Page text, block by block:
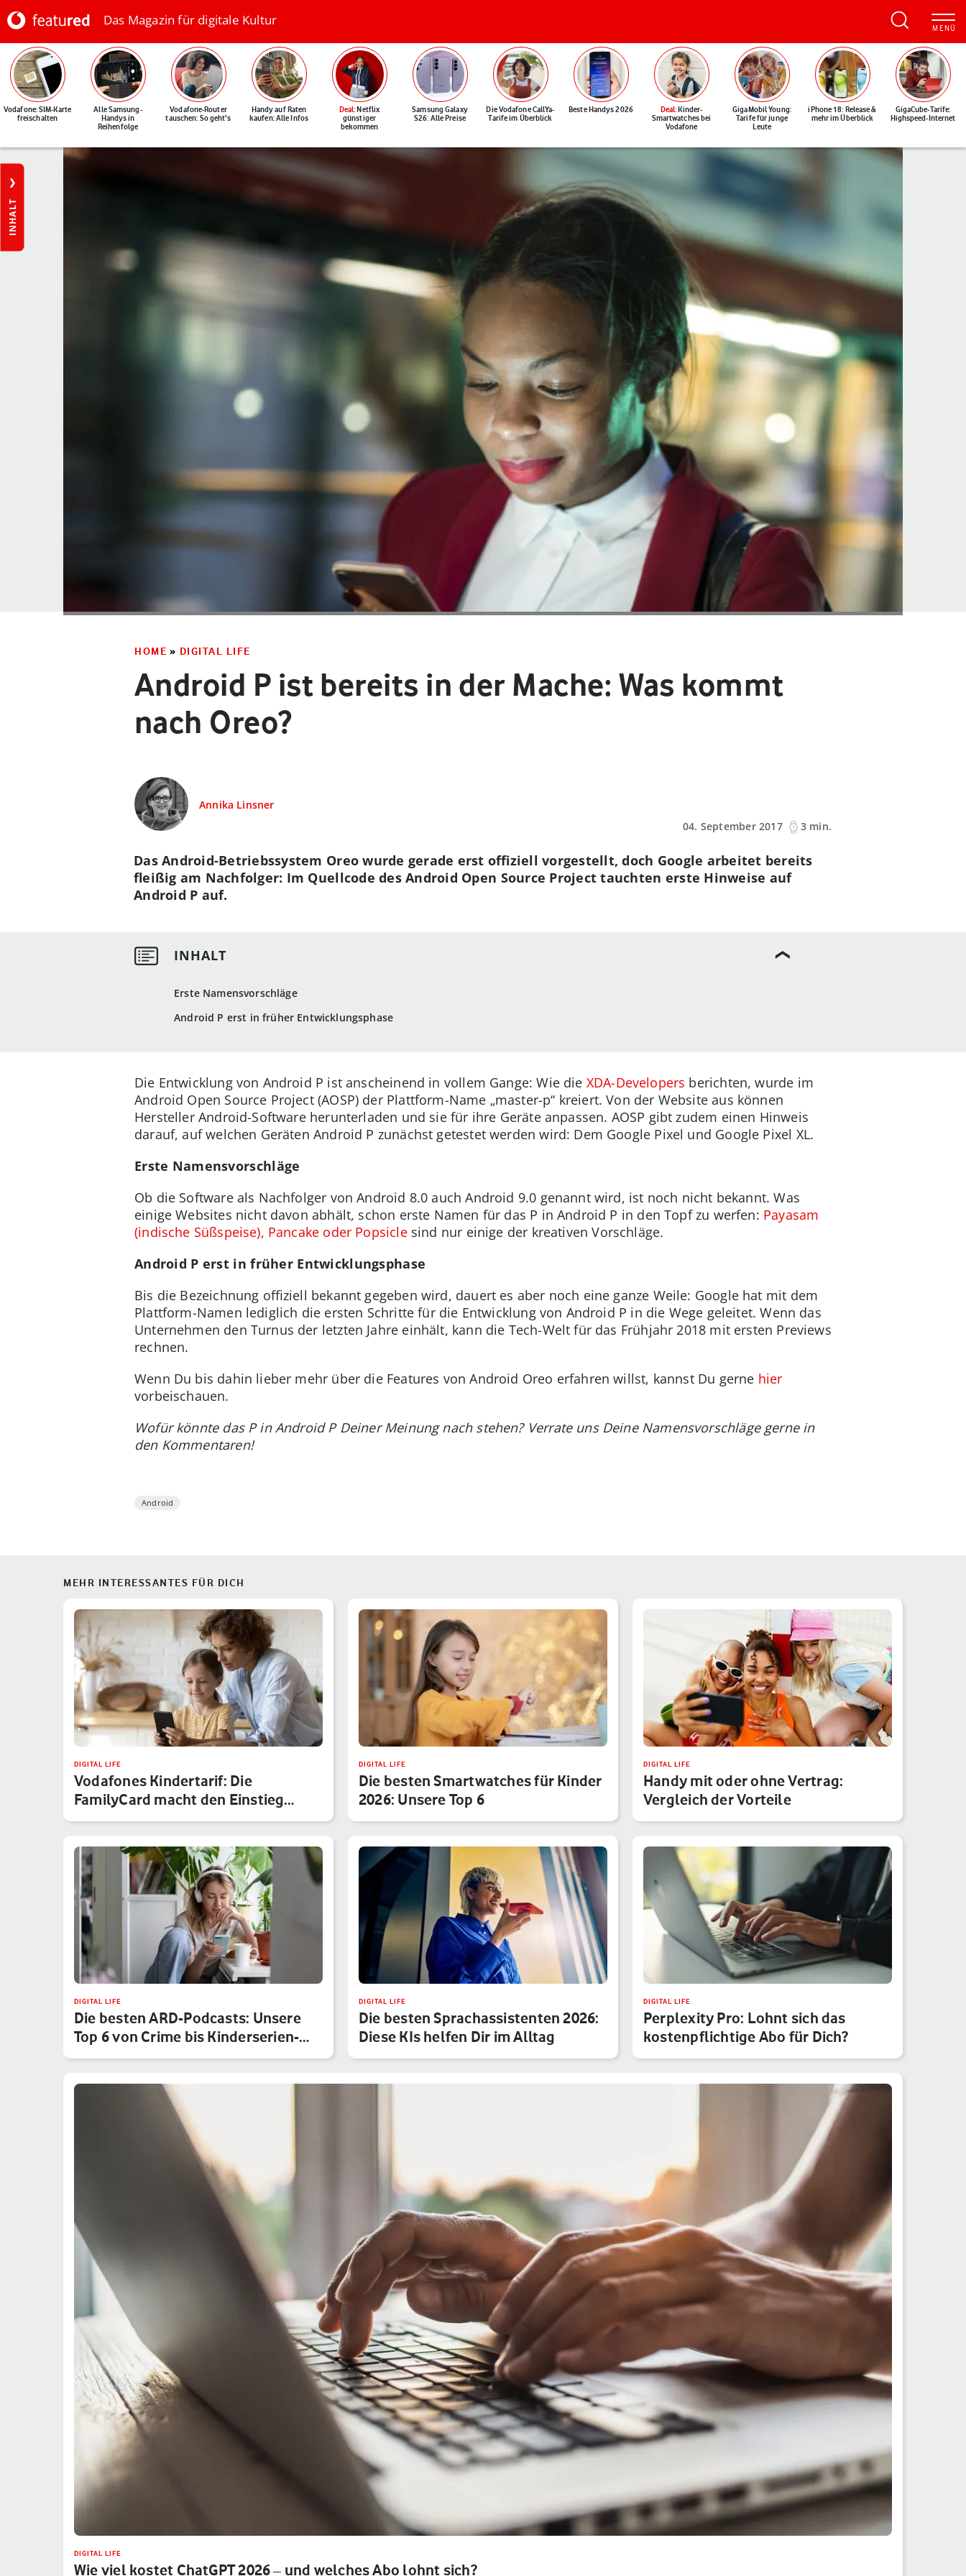
Das Magazin für digitale Kultur
Vodafone: SIM-Karte
freischalten
Alle Samsung-
Handys in
Reihenfolge
Vodafone-Router
tauschen: So geht's
Handy auf Raten
kaufen: Alle Infos
Deal: Netflix
günstiger
bekommen
Samsung Galaxy
S26: Alle Preise
Die Vodafone CallYa-
Tarife im Überblick
Beste Handys 2026 Deal: Kinder-
Smartwatches bei
Vodafone
GigaMobil Young:
Tarife für junge
Leute
iPhone 18: Release &
mehr im Überblick
GigaCube-Tarife:
Highspeed-Internet
INHALT
HOME » DIGITAL LIFE
Android P ist bereits in der Mache: Was kommt
nach Oreo?
Annika Linsner
04. September 2017
3 min.
Erste Namensvorschläge
Android P erst in früher Entwicklungsphase
Das Android-Betriebssystem Oreo wurde gerade erst offiziell vorgestellt, doch Google arbeitet bereits
fleißig am Nachfolger: Im Quellcode des Android Open Source Project tauchten erste Hinweise auf
Android P auf.
Die Entwicklung von Android P ist anscheinend in vollem Gange: Wie die XDA-Developers berichten, wurde im
Android Open Source Project (AOSP) der Plattform-Name „master-p“ kreiert. Von der Website aus können
Hersteller Android-Software herunterladen und sie für ihre Geräte anpassen. AOSP gibt zudem einen Hinweis
darauf, auf welchen Geräten Android P zunächst getestet werden wird: Dem Google Pixel und Google Pixel XL.
Erste Namensvorschläge
Ob die Software als Nachfolger von Android 8.0 auch Android 9.0 genannt wird, ist noch nicht bekannt. Was
einige Websites nicht davon abhält, schon erste Namen für das P in Android P in den Topf zu werfen: Payasam
(indische Süßspeise), Pancake oder Popsiclesind nur einige der kreativen Vorschläge.
Android P erst in früher Entwicklungsphase
Bis die Bezeichnung offiziell bekannt gegeben wird, dauert es aber noch eine ganze Weile: Google hat mit dem
Plattform-Namen lediglich die ersten Schritte für die Entwicklung von Android P in die Wege geleitet. Wenn das
Unternehmen den Turnus der letzten Jahre einhält, kann die Tech-Welt für das Frühjahr 2018 mit ersten Previews
rechnen.
Wenn Du bis dahin lieber mehr über die Features von Android Oreo erfahren willst, kannst Du gerne hier
vorbeischauen.
Wofür könnte das P in Android P Deiner Meinung nach stehen? Verrate uns Deine Namensvorschläge gerne in
den Kommentaren!
Android
MEHR INTERESSANTES FÜR DICH
DIGITAL LIFE
Vodafones Kindertarif: Die
FamilyCard macht den Einstieg
sicher
DIGITAL LIFE
Die besten Smartwatches für Kinder
2026: Unsere Top 6
DIGITAL LIFE
Handy mit oder ohne Vertrag:
Vergleich der Vorteile
DIGITAL LIFE
Die besten ARD-Podcasts: Unsere
Top 6 von Crime bis Kinderserien-…
DIGITAL LIFE
Die besten Sprachassistenten 2026:
Diese KIs helfen Dir im Alltag
DIGITAL LIFE
Perplexity Pro: Lohnt sich das
kostenpflichtige Abo für Dich?
DIGITAL LIFE
Wie viel kostet ChatGPT 2026 – und welches Abo lohnt sich?